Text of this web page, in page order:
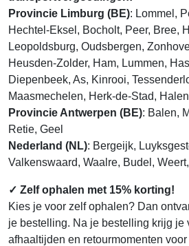
Provincie Limburg (BE): Lommel,
Hechtel-Eksel, Bocholt, Peer, Bree,
Leopoldsburg, Oudsbergen,
Heusden-Zolder, Ham, Lummen,
Diepenbeek, As, Kinrooi,
Maasmechelen, Herk-de-Stad,
Provincie Antwerpen (BE): Balen,
Retie, Geel
Nederland (NL): Bergeijk,
Valkenswaard, Waalre, Budel,
✓ Zelf ophalen met 15% korting!
Kies je voor zelf ophalen? Dan
je bestelling. Na je bestelling krijg je
afhaaltijden en retourmomenten